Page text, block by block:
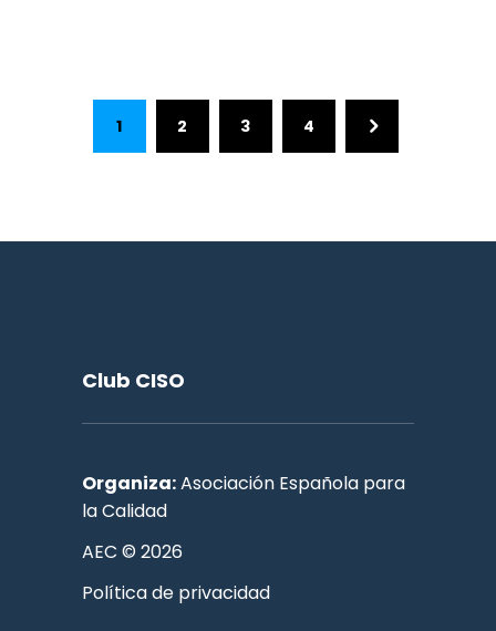
1 2 3 4
Club CISO
Organiza:Asociación Española para
la Calidad
AEC © 2026
Política de privacidad